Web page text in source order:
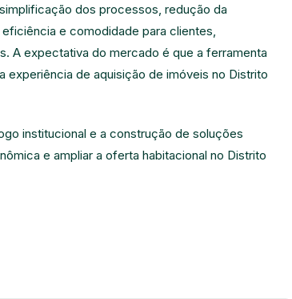
dos processos, redução da
e comodidade para clientes,
A expectativa do mercado é que a ferramenta
experiência de aquisição de imóveis no Distrito
institucional e a construção de soluções
e ampliar a oferta habitacional no Distrito